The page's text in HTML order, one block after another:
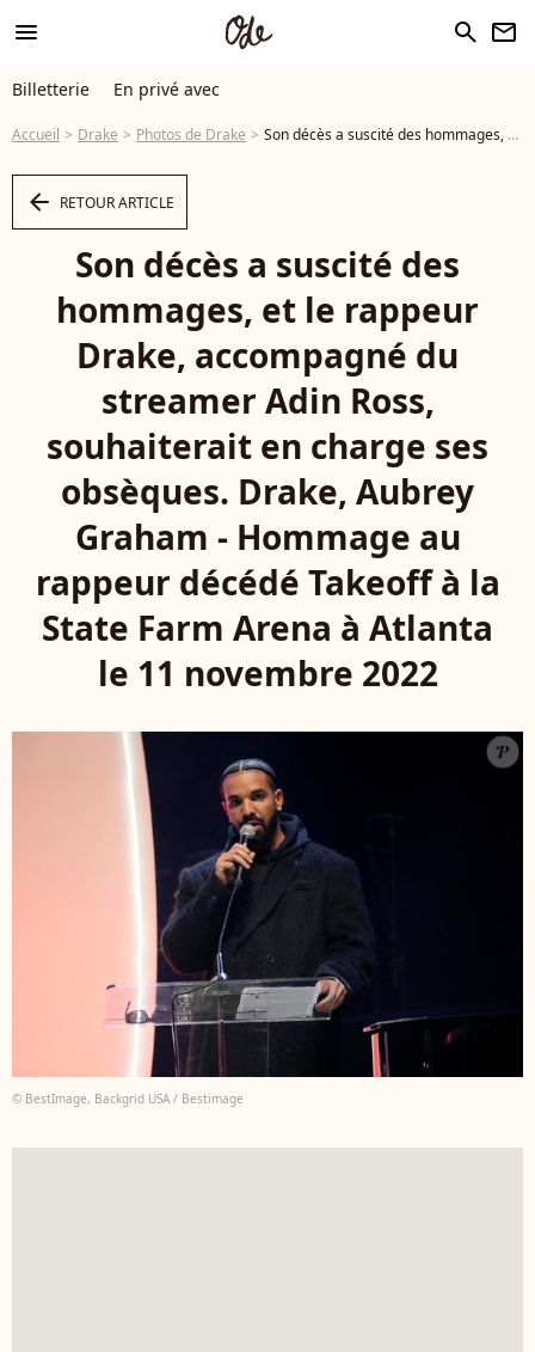
menu search newsletter
Billetterie En privé avec
Accueil Drake Photos de Drake Son décès a suscité des hommages, et le rappeur Drake, accompagné du streamer Adin Ross, souhaiterait en charge ses obsèques. Drake, Aubrey Graham - Hommage au rappeur décédé Takeoff à la State Farm Arena à Atlanta le 11 novembre 2022 - Photo
arrow_left RETOUR ARTICLE
Son décès a suscité des
hommages, et le rappeur
Drake, accompagné du
streamer Adin Ross,
souhaiterait en charge ses
obsèques. Drake, Aubrey
Graham - Hommage au
rappeur décédé Takeoff à la
State Farm Arena à Atlanta
le 11 novembre 2022
© BestImage, Backgrid USA / Bestimage